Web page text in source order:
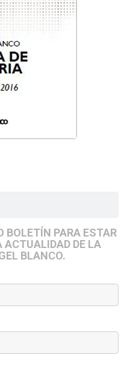
BOLETÍN PARA ESTAR
ACTUALIDAD DE LA
BLANCO.